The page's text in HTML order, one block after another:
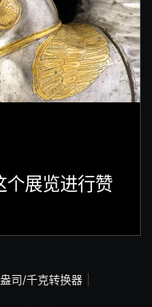
个展览进行赞
盎司/千克转换器